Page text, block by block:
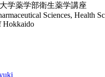
学薬学部衛生薬学講座
Sciences, Health
Hokkaido